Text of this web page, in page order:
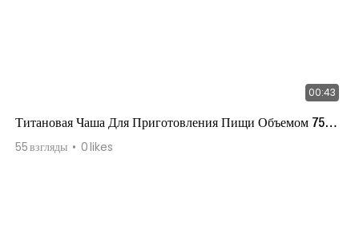
00:43
Титановая Чаша Для Приготовления Пищи Объемом 750
Мл
55взгляды 0likes